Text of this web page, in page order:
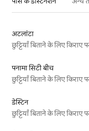
अटलांटा
पनामा सिटी बीच
डेस्टिन